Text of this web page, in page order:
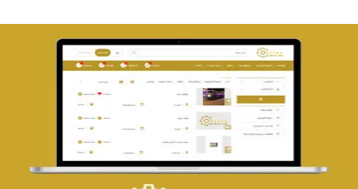
تصميم حراج مهنى
التفاصيل